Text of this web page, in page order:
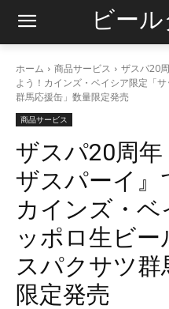
ビー
ホーム 商品サービス
ザスパ20
よう！カインズ・ベイシア限定「
群馬応援缶」数量限定発売
商品サービス
ザスパ20周
ザスパーイ』
カインズ・
ッポロ生ビ
スパクサツ群
限定発売